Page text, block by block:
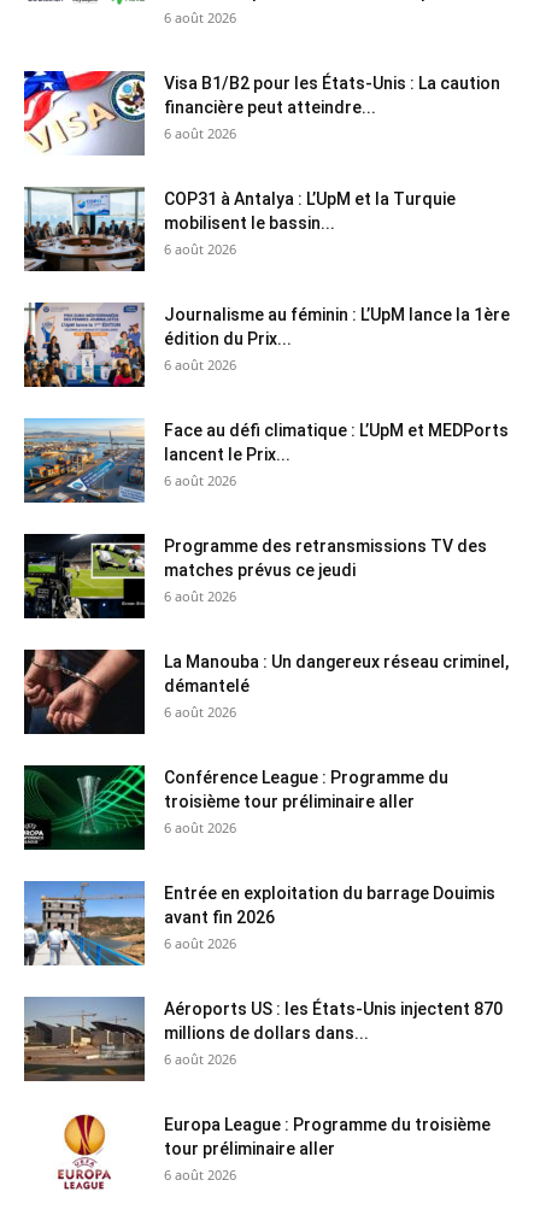
6 août 2026
Visa B1/B2 pour les États-Unis : La caution
financière peut atteindre...
6 août 2026
COP31 à Antalya : L’UpM et la Turquie
mobilisent le bassin...
6 août 2026
Journalisme au féminin : L’UpM lance la 1ère
édition du Prix...
6 août 2026
Face au défi climatique : L’UpM et MEDPorts
lancent le Prix...
6 août 2026
Programme des retransmissions TV des
matches prévus ce jeudi
6 août 2026
La Manouba : Un dangereux réseau criminel,
démantelé
6 août 2026
Conférence League : Programme du
troisième tour préliminaire aller
6 août 2026
Entrée en exploitation du barrage Douimis
avant fin 2026
6 août 2026
Aéroports US : les États-Unis injectent 870
millions de dollars dans...
6 août 2026
Europa League : Programme du troisième
tour préliminaire aller
6 août 2026